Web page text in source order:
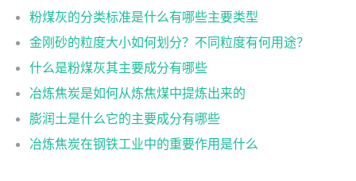
粉煤灰的分类标准是什么有哪些主要类型
金刚砂的粒度大小如何划分？不同粒度有何用途？
什么是粉煤灰其主要成分有哪些
冶炼焦炭是如何从炼焦煤中提炼出来的
膨润土是什么它的主要成分有哪些
冶炼焦炭在钢铁工业中的重要作用是什么